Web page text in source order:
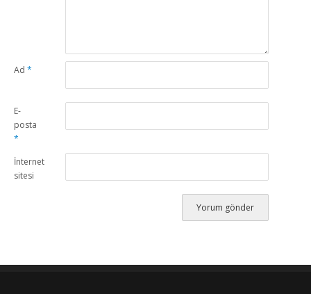
Ad*
E-
posta
*
İnternet
sitesi